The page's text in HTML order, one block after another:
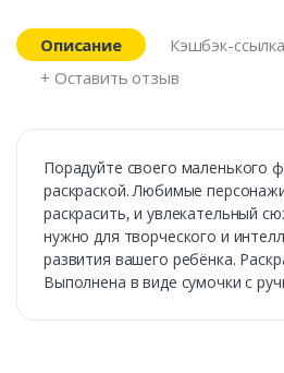
Описание
Кэшбэк-ссылка
+ Оставить отзыв
Порадуйте своего маленького
раскраской. Любимые
раскрасить, и увлекательный
нужно для творческого и
развития вашего ребёнка.
Выполнена в виде сумочки с